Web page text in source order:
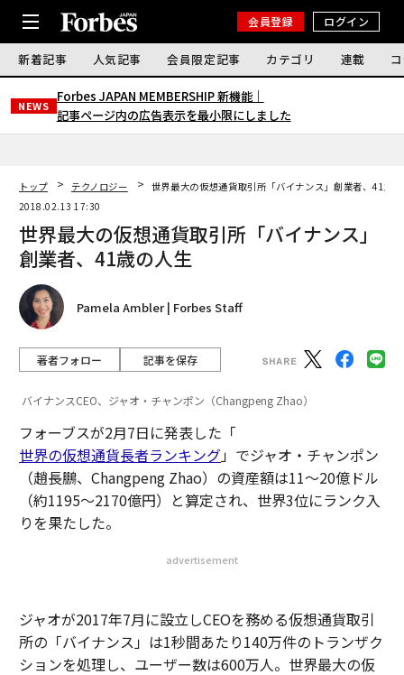
会員登録 ログイン
新着記事 人気記事 会員限定記事 カテゴリ 連載
NEWS
Forbes JAPAN MEMBERSHIP 新機能｜
記事ページ内の広告表示を最小限にしました
トップ テクノロジー
世界最大の仮想通貨取引所「バイナンス」創業者、41歳
2018.02.13 17:30
世界最大の仮想通貨取引所「バイナンス」
創業者、41歳の人生
Pamela Ambler | Forbes Staff
著者フォロー 記事を保存
バイナンスCEO、ジャオ・チャンポン（Changpeng Zhao）
フォーブスが2月7日に発表した「
世界の仮想通貨長者ランキング」でジャオ・チャンポン
（趙長鵬、Changpeng Zhao）の資産額は11〜20億ドル
（約1195〜2170億円）と算定され、世界3位にランク入
りを果たした。
advertisement
ジャオが2017年7月に設立しCEOを務める仮想通貨取引
所の「バイナンス」は1秒間あたり140万件のトランザク
ションを処理し、ユーザー数は600万人。世界最大の仮